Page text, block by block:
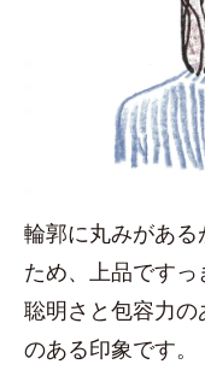
輪郭に丸みがあ
ため、上品ですっ
聡明さと包容力
のある印象です。